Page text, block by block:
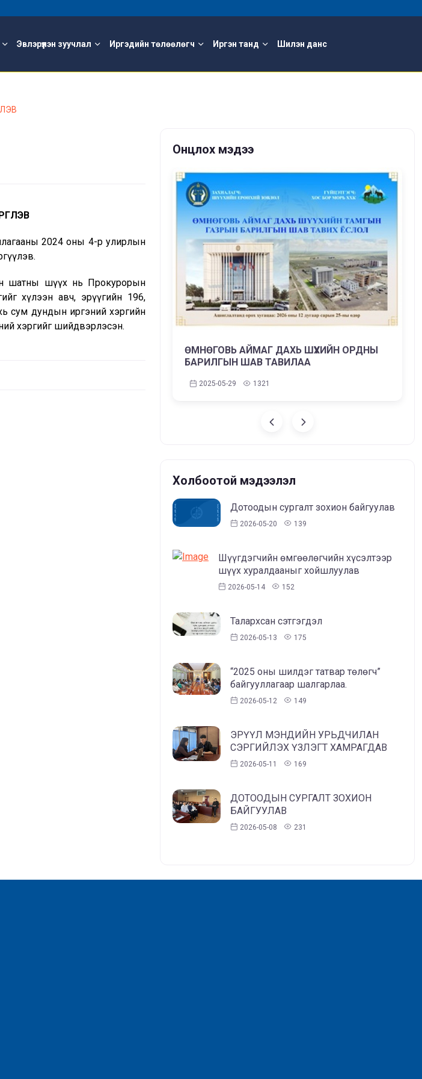
Эвлэрүүлэн зуучлал Иргэдийн төлөөлөгч Иргэн танд Шилэн данс
2024 оны 4-р улирлын
шатны шүүх нь Прокурорын
хүлээн авч, эрүүгийн 196,
сум дундын иргэний хэргийн
хэргийг шийдвэрлэсэн.
Онцлох мэдээ
ӨМНӨГОВЬ АЙМАГ ДАХЬ ШҮҮХИЙН ОРДНЫ
БАРИЛГЫН ШАВ ТАВИЛАА
2025-05-29 1321
Холбоотой мэдээлэл
Дотоодын сургалт зохион байгуулав
2026-05-20 139
Шүүгдэгчийн өмгөөлөгчийн хүсэлтээр
шүүх хуралдааныг хойшлуулав
2026-05-14 152
Талархсан сэтгэгдэл
2026-05-13 175
“2025 оны шилдэг татвар төлөгч”
байгууллагаар шалгарлаа.
2026-05-12 149
ЭРҮҮЛ МЭНДИЙН УРЬДЧИЛАН
СЭРГИЙЛЭХ ҮЗЛЭГТ ХАМРАГДАВ
2026-05-11 169
ДОТООДЫН СУРГАЛТ ЗОХИОН
БАЙГУУЛАВ
2026-05-08 231